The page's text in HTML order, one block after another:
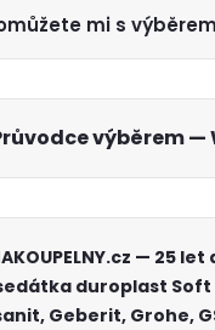
mi s
výběrem
— 25
duroplast Soft
Geberit, Grohe,